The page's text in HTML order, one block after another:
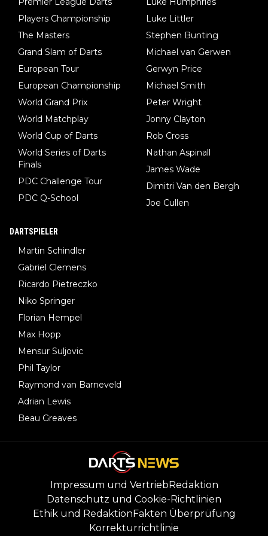
man nur zum Neurologen und nicht zum Mentaltrainer gehen…
Players Championship
The Masters
Grand Slam of Darts
European Tour
European Championship
World Grand Prix
World Matchplay
World Cup of Darts
World Series of Darts
Finals
PDC Challenge Tour
PDC Q-School
Luke Littler
Stephen Bunting
Michael van Gerwen
Gerwyn Price
Michael Smith
Peter Wright
Jonny Clayton
Rob Cross
Nathan Aspinall
James Wade
Dimitri Van den Bergh
Joe Cullen
DARTSPIELER
Martin Schindler
Gabriel Clemens
Ricardo Pietreczko
Niko Springer
Florian Hempel
Max Hopp
Mensur Suljovic
Phil Taylor
Raymond van Barneveld
Adrian Lewis
Beau Greaves
Impressum und VertriebRedaktion
Datenschutz und Cookie-Richtlinien
Ethik und RedaktionFakten Überprüfung
Korrekturrichtlinie